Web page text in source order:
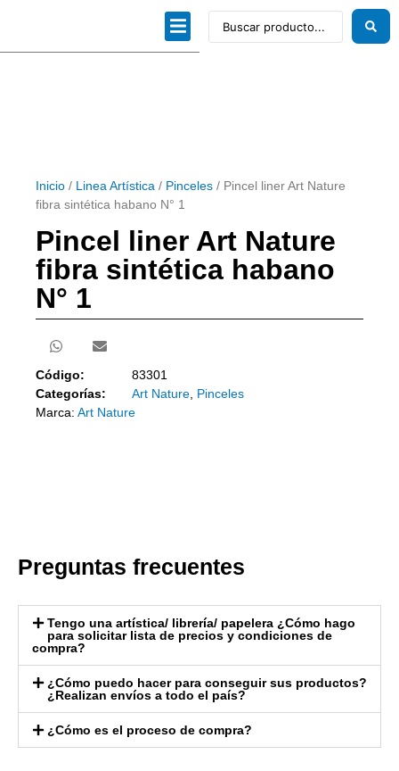
Inicio / Linea Artística / Pinceles / Pincel liner Art Nature
fibra sintética habano N° 1
Pincel liner Art Nature
fibra sintética habano
N° 1
Código:
83301
Categorías:
Art Nature Pinceles
Marca: Art Nature
Preguntas frecuentes
Tengo una artística/ librería/ papelera ¿Cómo hago
para solicitar lista de precios y condiciones de
compra?
¿Cómo puedo hacer para conseguir sus productos?
¿Realizan envíos a todo el país?
¿Cómo es el proceso de compra?